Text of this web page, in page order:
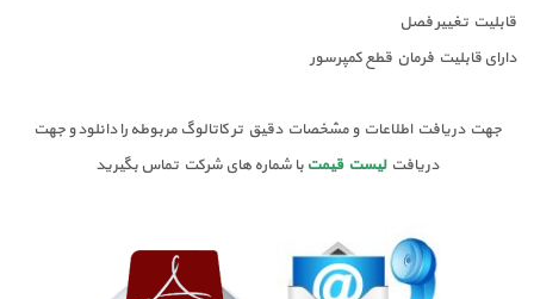
قابلیت تغییر فصل
دارای قابلیت فرمان قطع کمپرسور
جهت دریافت اطلاعات و مشخصات دقیق تر کاتالوگ مربوطه را دانلود و جهت
دریافتلیست قیمت با شماره های شرکت تماس بگیرید